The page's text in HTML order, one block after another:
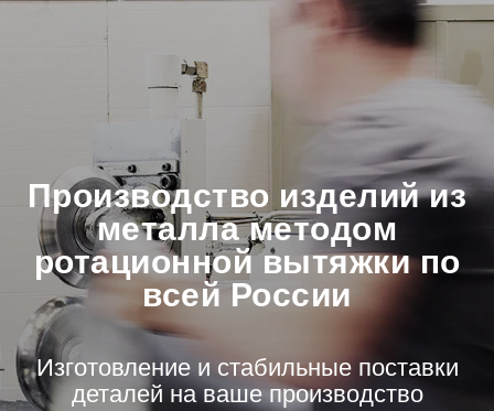
Производство изделий из
металла методом
ротационной вытяжки по
всей России
Изготовление и стабильные поставки
деталей на ваше производство